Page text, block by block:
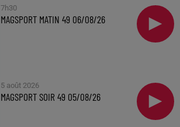
7h30
MAGSPORT MATIN 49 06/08/26
5 août 2026
MAGSPORT SOIR 49 05/08/26